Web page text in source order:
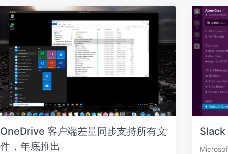
OneDrive 客户端差量同步支持所有文
件，年底推出
Slack